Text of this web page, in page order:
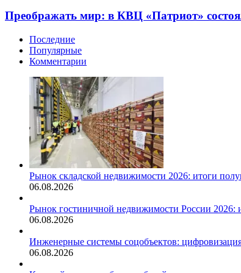
Преображать мир: в КВЦ «Патриот»
Последние
Популярные
Комментарии
Рынок складской недвижимости 2026: итоги
06.08.2026
Рынок гостиничной недвижимости России 2026:
06.08.2026
Инженерные системы соцобъектов:
06.08.2026